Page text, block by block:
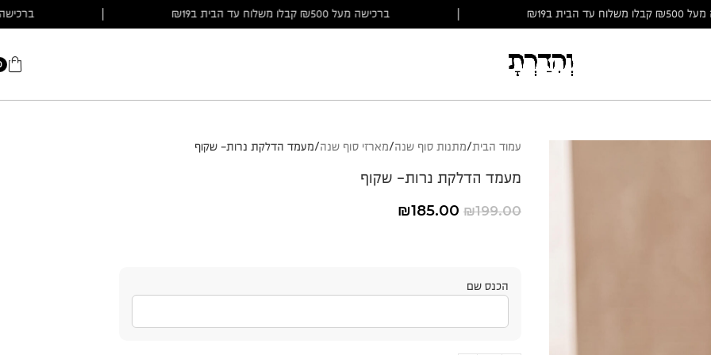
| ברכישה מעל ₪500 קבלו משלוח עד הבית ב₪19 | ברכישה מעל ₪500 קבלו משלוח עד הבית ב₪19
עמוד הבית מתנות סוף שנה מארזי סוף שנה מעמד הדלקת נרות- שקוף
מעמד הדלקת נרות- שקוף
₪199.00
₪185.00
הכנס שם